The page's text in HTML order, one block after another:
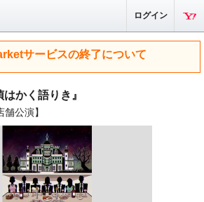
ログイン
サービスの終了について
かく語りき』
公演】